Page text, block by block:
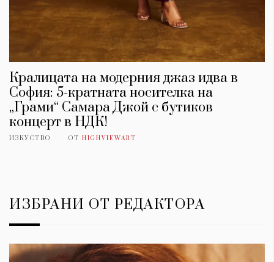
Кралицата на модерния джаз идва в
София: 5-кратната носителка на
„Грами“ Самара Джой с бутиков
концерт в НДК!
ИЗКУСТВО ОТ HIGHVIEWART
ИЗБРАНИ ОТ РЕДАКТОРА